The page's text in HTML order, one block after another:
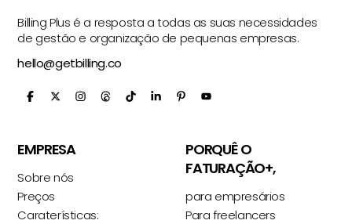
Billing Plus é a resposta a todas as suas necessidades
de gestão e organização de pequenas empresas.
hello@getbilling.co
EMPRESA
Sobre nós
Preços
Caraterísticas:
PORQUÊ O
FATURAÇÃO+,
para empresários
Para freelancers